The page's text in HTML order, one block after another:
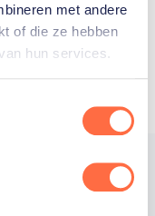
met andere
of die ze hebben
hun services.